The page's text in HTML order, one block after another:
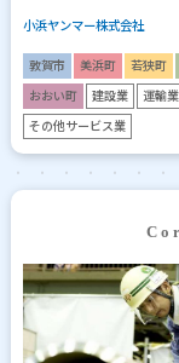
小浜ヤンマー株式会社
敦賀市 美浜町 若狭町
おおい町 建設業 運輸業
その他サービス業